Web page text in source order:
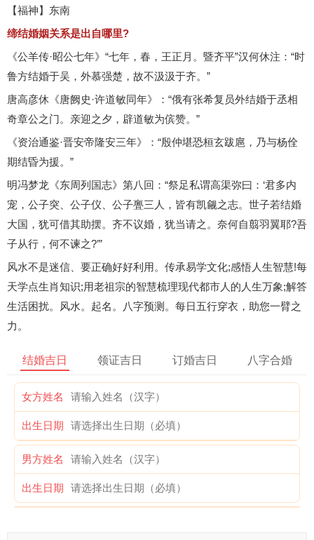
【福神】东南
缔结婚姻关系是出自哪里?
《公羊传·昭公七年》“七年，春，王正月。暨齐平”汉何休注：“时
鲁方结婚于吴，外慕强楚，故不汲汲于齐。”
唐高彦休《唐阙史·许道敏同年》：“俄有张希复员外结婚于丞相
奇章公之门。亲迎之夕，辟道敏为傧赞。”
《资治通鉴·晋安帝隆安三年》：“殷仲堪恐桓玄跋扈，乃与杨佺
期结昏为援。”
明冯梦龙《东周列国志》第八回：“祭足私谓高渠弥曰：‘君多内
宠，公子突、公子仪、公子亹三人，皆有凯觎之志。世子若结婚
大国，犹可借其助摆。齐不议婚，犹当请之。奈何自翦羽翼耶?吾
子从行，何不谏之?’”
风水不是迷信、要正确好好利用。传承易学文化;感悟人生智慧!每
天学点生肖知识;用老祖宗的智慧梳理现代都市人的人生万象;解答
生活困扰。风水。起名。八字预测。每日五行穿衣，助您一臂之
力。
结婚吉日 领证吉日 订婚吉日 八字合婚
女方姓名
出生日期
男方姓名
出生日期